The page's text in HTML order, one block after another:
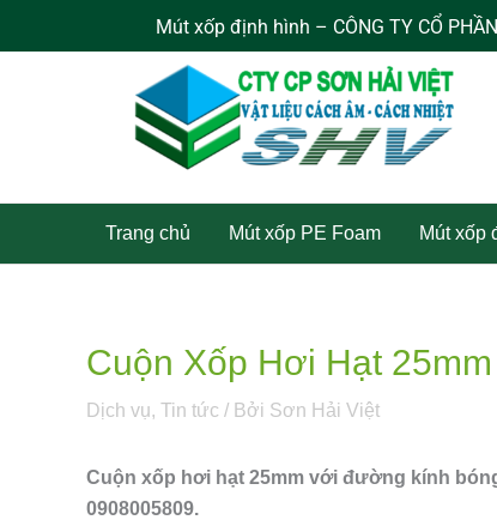
Mút xốp định hình – CÔNG TY CỔ PHẦN SƠN HẢI VIỆT
Trang chủ Mút xốp PE Foam Mút xốp
Cuộn Xốp Hơi Hạt 25mm
Dịch vụ, Tin tức / Bởi Sơn Hải Việt
Cuộn xốp hơi hạt 25mm với đường kính
0908005809.